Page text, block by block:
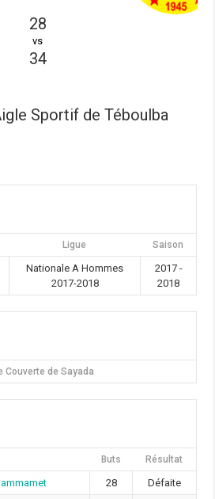
28
vs
34
Sportif de Téboulba
Ligue Saison
Nationale A Hommes
2017-2018
2017 -
2018
Couverte de Sayada
Buts Résultat
28
Défaite